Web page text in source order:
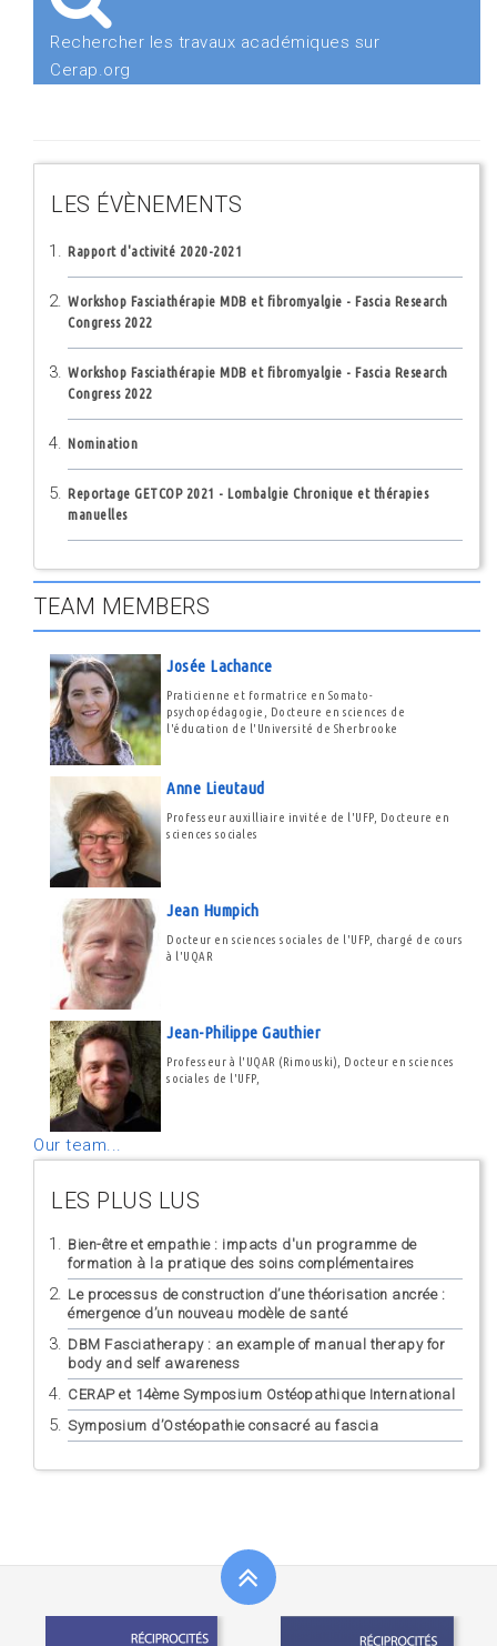
Rechercher les travaux académiques sur
Cerap.org
LES ÉVÈNEMENTS
Rapport d'activité 2020-2021
Workshop Fasciathérapie MDB et fibromyalgie - Fascia Research
Congress 2022
Workshop Fasciathérapie MDB et fibromyalgie - Fascia Research
Congress 2022
Nomination
Reportage GETCOP 2021 - Lombalgie Chronique et thérapies
manuelles
TEAM MEMBERS
Josée Lachance
Praticienne et formatrice en Somato-
psychopédagogie, Docteure en sciences de
l'éducation de l'Université de Sherbrooke
Anne Lieutaud
Professeur auxilliaire invitée de l'UFP, Docteure en
sciences sociales
Jean Humpich
Docteur en sciences sociales de l'UFP, chargé de cours
à l'UQAR
Jean-Philippe Gauthier
Professeur à l'UQAR (Rimouski), Docteur en sciences
sociales de l'UFP,
Our team...
LES PLUS LUS
Bien-être et empathie : impacts d'un programme de
formation à la pratique des soins complémentaires
Le processus de construction d’une théorisation ancrée :
émergence d’un nouveau modèle de santé
DBM Fasciatherapy : an example of manual therapy for
body and self awareness
CERAP et 14ème Symposium Ostéopathique International
Symposium d’Ostéopathie consacré au fascia